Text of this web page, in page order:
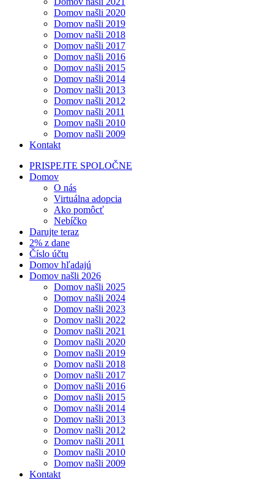
Domov našli 2020
Domov našli 2019
Domov našli 2018
Domov našli 2017
Domov našli 2016
Domov našli 2015
Domov našli 2014
Domov našli 2013
Domov našli 2012
Domov našli 2011
Domov našli 2010
Domov našli 2009
Kontakt
PRISPEJTE SPOLOČNE
Domov
O nás
Virtuálna adopcia
Ako pomôcť
Nebíčko
Darujte teraz
2% z dane
Číslo účtu
Domov hľadajú
Domov našli 2026
Domov našli 2025
Domov našli 2024
Domov našli 2023
Domov našli 2022
Domov našli 2021
Domov našli 2020
Domov našli 2019
Domov našli 2018
Domov našli 2017
Domov našli 2016
Domov našli 2015
Domov našli 2014
Domov našli 2013
Domov našli 2012
Domov našli 2011
Domov našli 2010
Domov našli 2009
Kontakt